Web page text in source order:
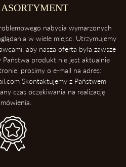
nabycia wymarzonych
w wiele miejsc. Utrzymujemy
aby nasza oferta była zawsze
Państwa produkt nie jest aktualnie
prosimy o e-mail na adres:
Skontaktujemy z Państwem
czas oczekiwania na realizację